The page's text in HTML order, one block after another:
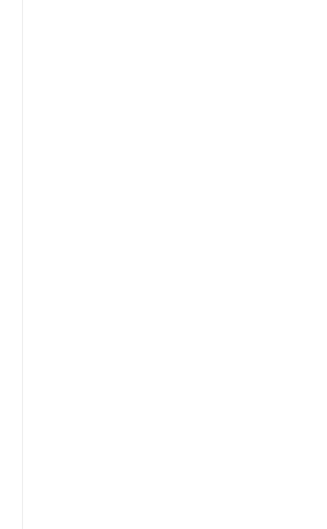
Internetgeschwindigkeiten, die oft
und ermöglicht nahtloses Streaming,
: Bietet
5G-
: Unterstützt sowohl
GHz-Frequenzen für optimale WLAN-
: Bietet
für Geräte, die stabiles Highspeed-
: Enthält
Verschlüsselung und Firewall-Schutz
: Leicht und perfekt